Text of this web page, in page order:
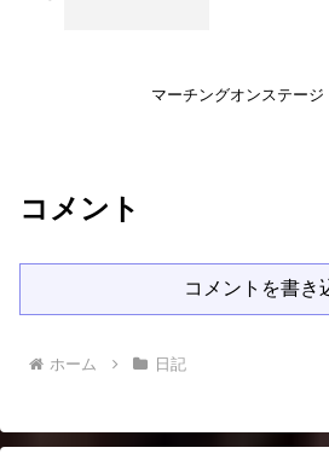
マーチングオンステージ
コメント
コメントを書き
ホーム 日記